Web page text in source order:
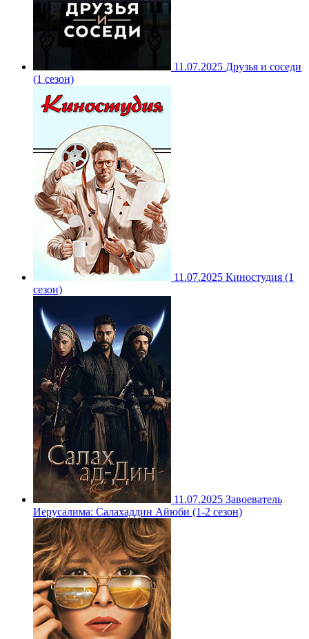
11.07.2025 Друзья и соседи
(1 сезон)
11.07.2025 Киностудия (1
сезон)
11.07.2025 Завоеватель
Иерусалима: Салахаддин Айюби (1-2 сезон)